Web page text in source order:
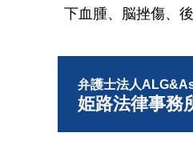
下血腫、脳挫傷、
弁護士法人
姫路法律事務